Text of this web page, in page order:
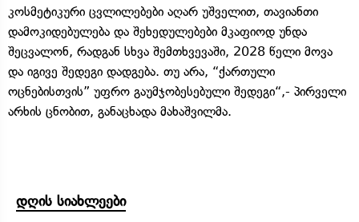
კოსმეტიკური ცვლილებები აღარ უშველით, თავიანთი
დამოკიდებულება და შეხედულებები მკაფიოდ უნდა
შეცვალონ, რადგან სხვა შემთხვევაში, 2028 წელი მოვა
და იგივე შედეგი დადგება. თუ არა, “ქართული
ოცნებისთვის” უფრო გაუმჯობესებული შედეგი“,- პირველი
არხის ცნობით, განაცხადა მახაშვილმა.
დღის სიახლეები